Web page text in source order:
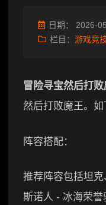
日期： 2026-
栏目： 游戏竞
冒险寻宝然后打
然后打败魔王。如
阵容搭配：
推荐阵容包括坦
斯诺人 - 冰海荣